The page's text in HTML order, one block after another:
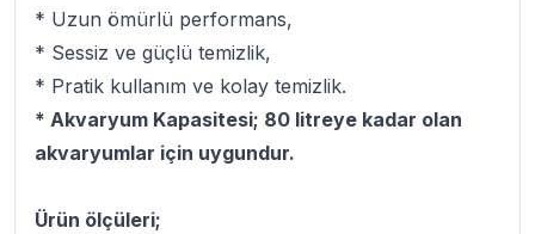
* Uzun ömürlü performans,
* Sessiz ve güçlü temizlik,
* Pratik kullanım ve kolay temizlik.
* Akvaryum Kapasitesi; 80 litreye kadar olan
akvaryumlar için uygundur.
Ürün ölçüleri;